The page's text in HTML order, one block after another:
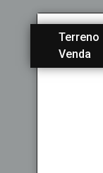
Terreno
Venda